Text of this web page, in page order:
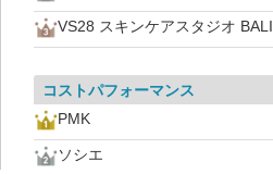
VS28 スキンケアスタジオ BALI
コストパフォーマンス
PMK
ソシエ